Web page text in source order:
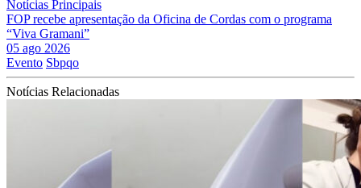
Notícias Principais
FOP recebe apresentação da Oficina de Cordas com o programa
“Viva Gramani”
05 ago 2026
Evento Sbpqo
Notícias Relacionadas